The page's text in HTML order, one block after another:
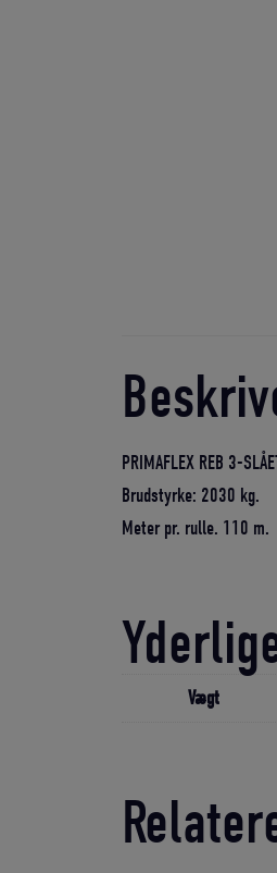
PRIMAFLEX REB 3-
Brudstyrke: 2030 kg.
Meter pr. rulle. 110 m.
Vægt